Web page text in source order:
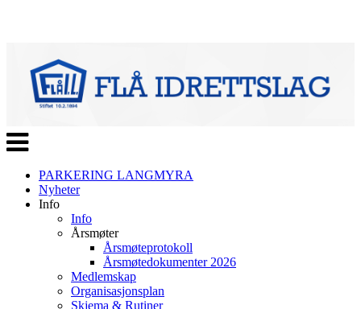
Veksle
navigasjon
PARKERING LANGMYRA
Nyheter
Info
Info
Årsmøter
Årsmøteprotokoll
Årsmøtedokumenter 2026
Medlemskap
Organisasjonsplan
Skjema & Rutiner